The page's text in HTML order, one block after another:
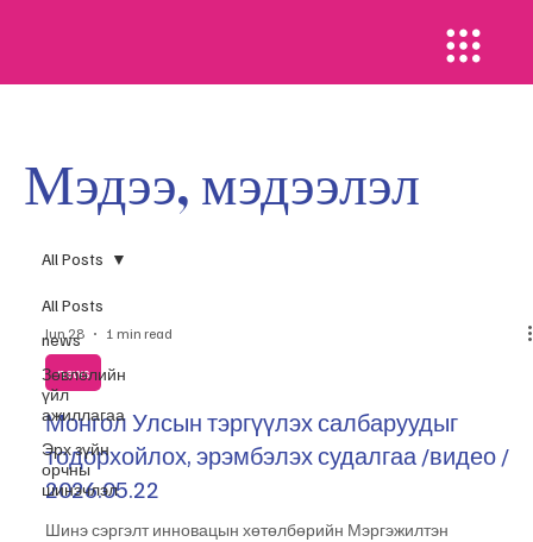
Мэдээ, мэдээлэл
All Posts
news
​Зөвлөлийн
үйл
ажиллагаа
Эрх зүйн
орчны
шинэчлэл
All Posts
Jun 28 1 min read
news
Монгол Улсын тэргүүлэх салбаруудыг
тодорхойлох, эрэмбэлэх судалгаа /видео /
2026.05.22
Шинэ сэргэлт инновацын хөтөлбөрийн Мэргэжилтэн